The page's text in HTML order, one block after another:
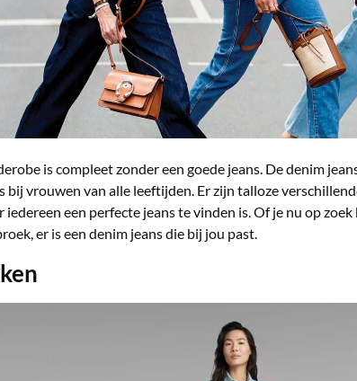
is compleet zonder een goede jeans. De denim
bij vrouwen van alle leeftijden. Er zijn talloze
een perfecte jeans te vinden is. Of je nu op
er is een denim jeans die bij jou past.